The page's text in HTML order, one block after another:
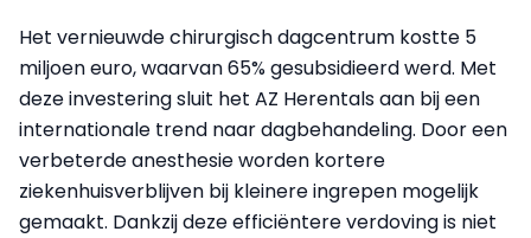
Het vernieuwde chirurgisch dagcentrum kostte 5
miljoen euro, waarvan 65% gesubsidieerd werd. Met
deze investering sluit het AZ Herentals aan bij een
internationale trend naar dagbehandeling. Door een
verbeterde anesthesie worden kortere
ziekenhuisverblijven bij kleinere ingrepen mogelijk
gemaakt. Dankzij deze efficiëntere verdoving is niet